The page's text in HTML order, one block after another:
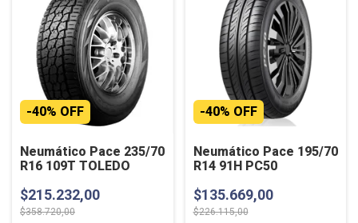
Neumático Pace 235/70
R16 109T TOLEDO
-40% OFF
$215.232,00
$358.720,00
Neumático Pace 195/70
R14 91H PC50
-40% OFF
$135.669,00
$226.115,00